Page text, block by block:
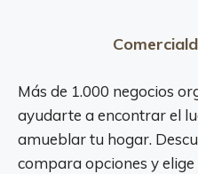
Más de 1.000 negocios
ayudarte a encontrar el
amueblar tu hogar.
compara opciones y